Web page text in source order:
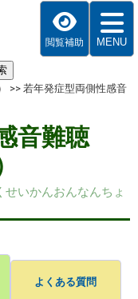
閲覧補助 MENU
>> 若年発症型両側性感音
音難聴
いかんおんなんちょ
よくある質問